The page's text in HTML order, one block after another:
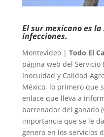
El sur mexicano es la
infecciones.
Montevideo | Todo El
página web del Servicio
Inocuidad y Calidad
México, lo primero que
enlace que lleva a
barrenador del ganado
importancia que se le
genera en los servicios